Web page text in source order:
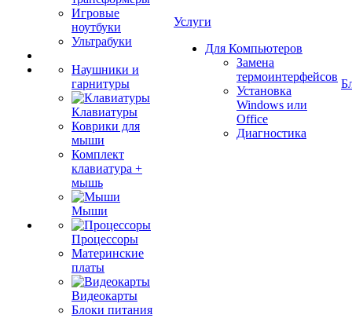
Игровые
ноутбуки
Ультрабуки
Наушники и
гарнитуры
Клавиатуры
Коврики для
мыши
Комплект
клавиатура +
мышь
Мыши
Процессоры
Материнские
платы
Видеокарты
Блоки питания
Услуги
Для Компьютеров
Замена
термоинтерфейсов
Установка
Windows или
Office
Диагностика